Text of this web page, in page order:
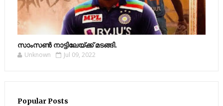
സാംസണ്‍ നാട്ടിലേയ്‌ക്ക് മടങ്ങി.
Unknown Jul 09, 2022
Popular Posts